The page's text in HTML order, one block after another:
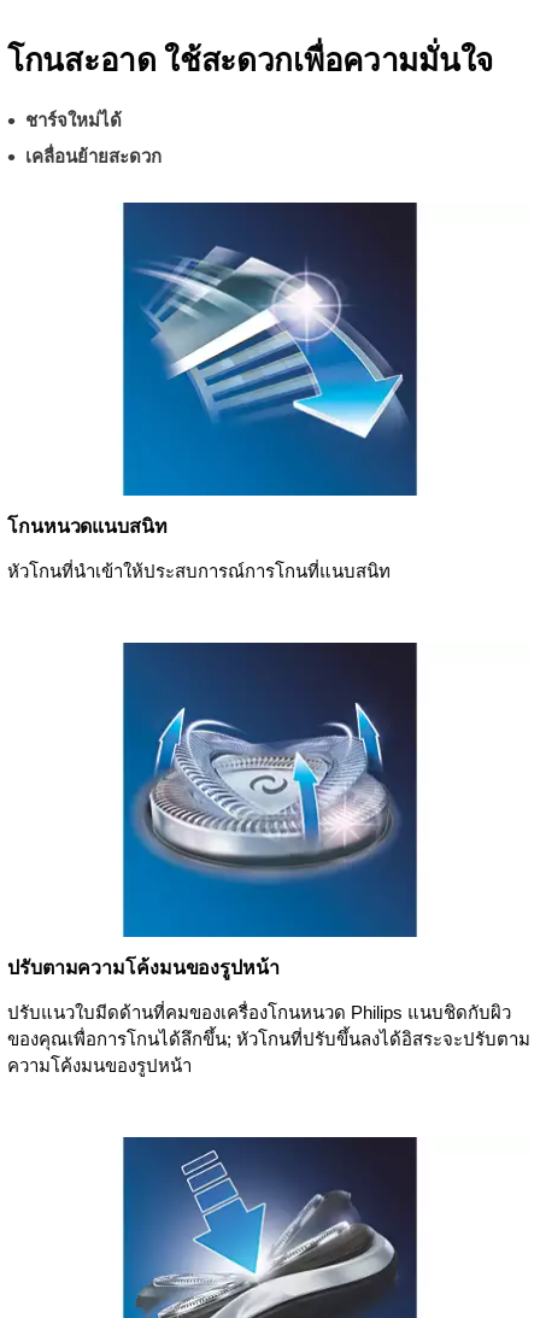
โกนสะอาด ใช้สะดวกเพื่อความมั่นใจ
ชาร์จใหม่ได้
เคลื่อนย้ายสะดวก
โกนหนวดแนบสนิท
หัวโกนที่นำเข้าให้ประสบการณ์การโกนที่แนบสนิท
ปรับตามความโค้งมนของรูปหน้า
ปรับแนวใบมีดด้านที่คมของเครื่องโกนหนวด Philips แนบชิดกับผิว
ของคุณเพื่อการโกนได้ลึกขึ้น; หัวโกนที่ปรับขึ้นลงได้อิสระจะปรับตาม
ความโค้งมนของรูปหน้า